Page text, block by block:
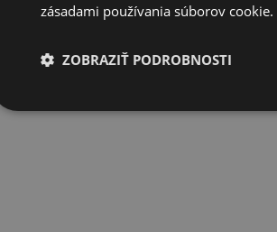
zásadami používania súborov cookie.
ZOBRAZIŤ PODROBNOSTI